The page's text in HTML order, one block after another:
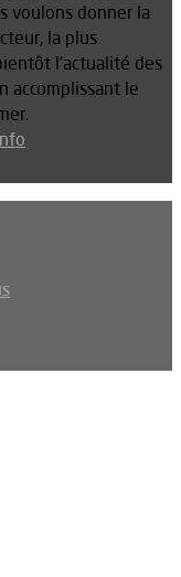
voulons donner la
la plus
l’actualité des
accomplissant le